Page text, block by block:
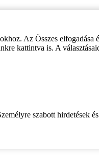
Az Összes elfogadása
kattintva is. A
szabott hirdetések